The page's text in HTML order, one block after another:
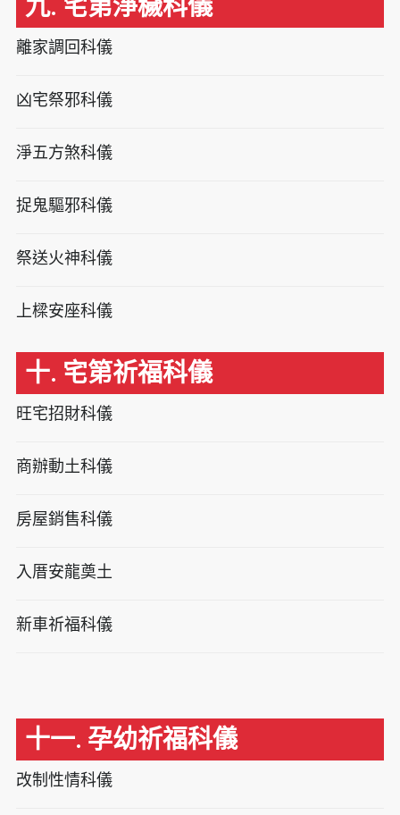
九. 宅第淨穢科儀
離家調回科儀
凶宅祭邪科儀
淨五方煞科儀
捉鬼驅邪科儀
祭送火神科儀
上樑安座科儀
十. 宅第祈福科儀
旺宅招財科儀
商辦動土科儀
房屋銷售科儀
入厝安龍奠土
新車祈福科儀
十一. 孕幼祈福科儀
改制性情科儀